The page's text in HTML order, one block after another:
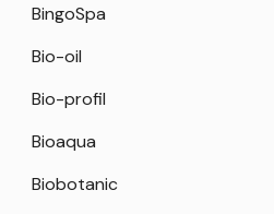
BingoSpa
Bio-oil
Bio-profil
Bioaqua
Biobotanic